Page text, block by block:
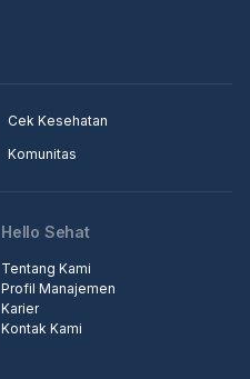
Cek Kesehatan
Komunitas
Hello Sehat
Tentang Kami
Profil Manajemen
Karier
Kontak Kami